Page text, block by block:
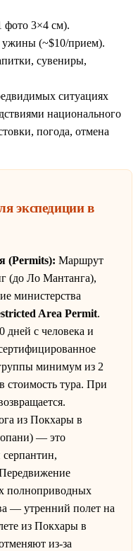
фото 3×4 см).
(~$10/прием).
сувениры,
ситуациях
национального
погода, отмена
экспедиции в
(Permits): Маршрут
(до Ло Мантанга),
министерства
Area Permit.
дней с человека и
минимум из 2
стоимость тура. При
из Покхары в
— это
полноприводных
— утренний полет на
из Покхары в
из-за